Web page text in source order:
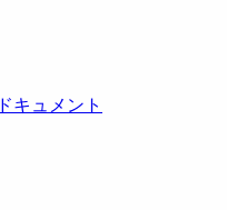
ドキュメント